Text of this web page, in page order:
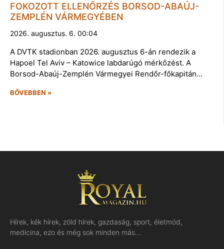
FOKOZOTT ELLENŐRZÉS BORSOD-ABAÚJ-
ZEMPLÉN VÁRMEGYÉBEN
2026. augusztus. 6. 00:04
A DVTK stadionban 2026. augusztus 6-án rendezik a
Hapoel Tel Aviv – Katowice labdarúgó mérkőzést. A
Borsod-Abaúj-Zemplén Vármegyei Rendőr-főkapitán…
BŐVEBBEN »
Hírek, kék hírek, zöld hírek, gazdaság, sport, életmód,
medicina, ezo és még sok minden más…